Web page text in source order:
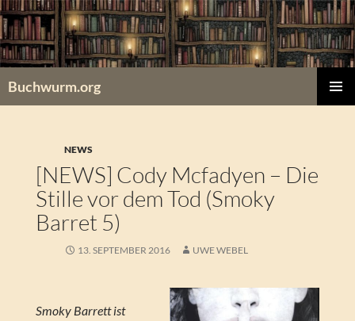
Zum
Inhalt
springen
Buchwurm.org
NEWS
[NEWS] Cody Mcfadyen – Die
Stille vor dem Tod (Smoky
Barret 5)
13. SEPTEMBER 2016 UWE WEBEL
Smoky Barrett ist